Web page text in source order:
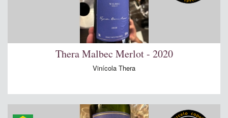
Thera Malbec Merlot - 2020
Vinícola Thera